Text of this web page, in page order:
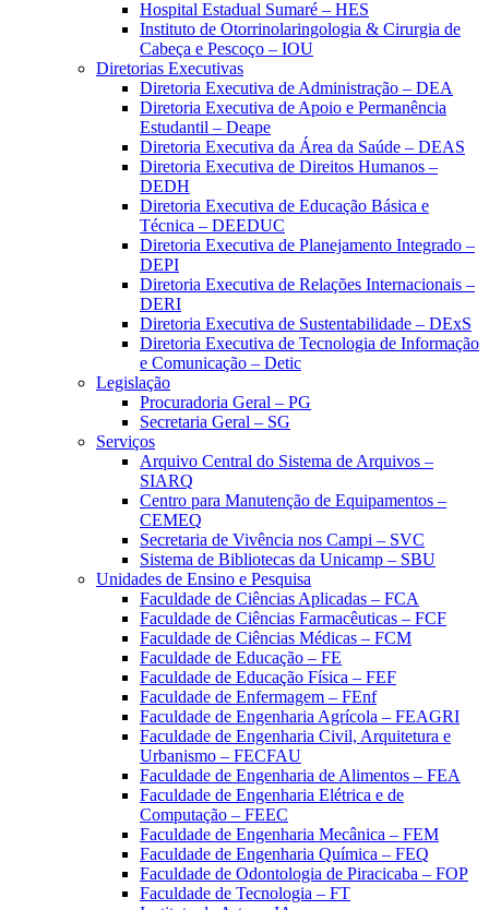
Hospital Estadual Sumaré – HES
Instituto de Otorrinolaringologia & Cirurgia de
Cabeça e Pescoço – IOU
Diretorias Executivas
Diretoria Executiva de Administração – DEA
Diretoria Executiva de Apoio e Permanência
Estudantil – Deape
Diretoria Executiva da Área da Saúde – DEAS
Diretoria Executiva de Direitos Humanos –
DEDH
Diretoria Executiva de Educação Básica e
Técnica – DEEDUC
Diretoria Executiva de Planejamento Integrado –
DEPI
Diretoria Executiva de Relações Internacionais –
DERI
Diretoria Executiva de Sustentabilidade – DExS
Diretoria Executiva de Tecnologia de Informação
e Comunicação – Detic
Legislação
Procuradoria Geral – PG
Secretaria Geral – SG
Serviços
Arquivo Central do Sistema de Arquivos –
SIARQ
Centro para Manutenção de Equipamentos –
CEMEQ
Secretaria de Vivência nos Campi – SVC
Sistema de Bibliotecas da Unicamp – SBU
Unidades de Ensino e Pesquisa
Faculdade de Ciências Aplicadas – FCA
Faculdade de Ciências Farmacêuticas – FCF
Faculdade de Ciências Médicas – FCM
Faculdade de Educação – FE
Faculdade de Educação Física – FEF
Faculdade de Enfermagem – FEnf
Faculdade de Engenharia Agrícola – FEAGRI
Faculdade de Engenharia Civil, Arquitetura e
Urbanismo – FECFAU
Faculdade de Engenharia de Alimentos – FEA
Faculdade de Engenharia Elétrica e de
Computação – FEEC
Faculdade de Engenharia Mecânica – FEM
Faculdade de Engenharia Química – FEQ
Faculdade de Odontologia de Piracicaba – FOP
Faculdade de Tecnologia – FT